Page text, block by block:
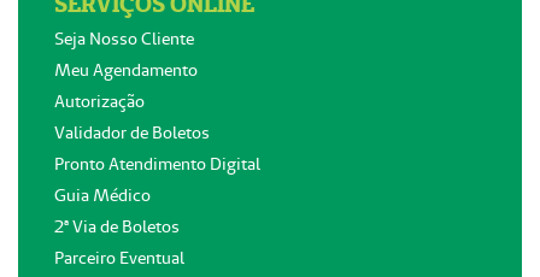
Seja Nosso Cliente
Meu Agendamento
Autorização
Validador de Boletos
Pronto Atendimento Digital
Guia Médico
2ª Via de Boletos
Parceiro Eventual